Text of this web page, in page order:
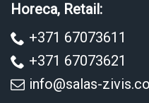
Horeca, Retail:
+371 67073611
+371 67073621
info@salas-